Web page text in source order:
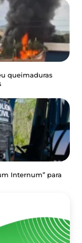
queimaduras
Internum” para